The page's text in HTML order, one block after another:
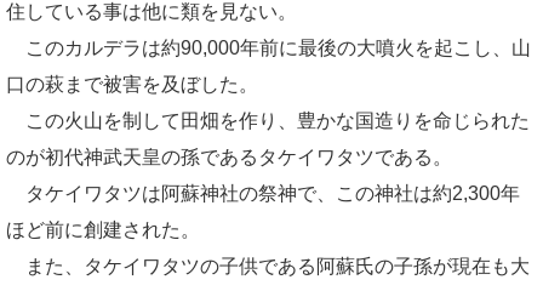
住している事は他に類を見ない。
このカルデラは約90,000年前に最後の大噴火を起こし、山
口の萩まで被害を及ぼした。
この火山を制して田畑を作り、豊かな国造りを命じられた
のが初代神武天皇の孫であるタケイワタツである。
タケイワタツは阿蘇神社の祭神で、この神社は約2,300年
ほど前に創建された。
また、タケイワタツの子供である阿蘇氏の子孫が現在も大